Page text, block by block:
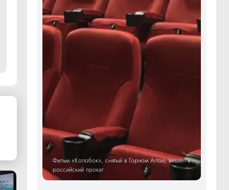
Фильм «Колобок», снятый в Горном Алтае, вышел в
российский прокат